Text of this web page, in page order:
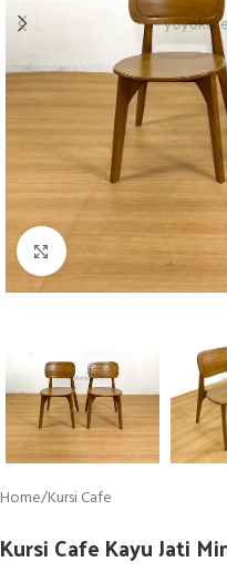
Click to enlarge
Home/Kursi Cafe
Kursi Cafe Kayu Jati